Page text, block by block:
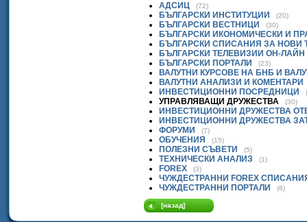
АДСИЦ (72)
БЪЛГАРСКИ ИНСТИТУЦИИ (20)
БЪЛГАРСКИ ВЕСТНИЦИ (30)
БЪЛГАРСКИ ИКОНОМИЧЕСКИ И
БЪЛГАРСКИ СПИСАНИЯ ЗА НОВИ
БЪЛГАРСКИ ТЕЛЕВИЗИИ ОН-ЛАЙН
БЪЛГАРСКИ ПОРТАЛИ
(23)
ВАЛУТНИ КУРСОВЕ НА БНБ И
ВАЛУТНИ АНАЛИЗИ И КОМЕНТАРИ
ИНВЕСТИЦИОННИ ПОСРЕДНИЦИ
УПРАВЛЯВАЩИ ДРУЖЕСТВА (30)
ИНВЕСТИЦИОННИ ДРУЖЕСТВА
ИНВЕСТИЦИОННИ ДРУЖЕСТВА
ФОРУМИ
(7)
ОБУЧЕНИЯ (15)
ПОЛЕЗНИ СЪВЕТИ (5)
ТЕХНИЧЕСКИ АНАЛИЗ (1)
FOREX (3)
ЧУЖДЕСТРАННИ FOREX
ЧУЖДЕСТРАННИ ПОРТАЛИ
(6)
[назад]